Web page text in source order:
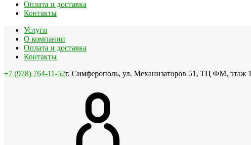
Оплата и доставка
Контакты
Услуги
О компании
Оплата и доставка
Контакты
+7 (978) 764-11-52г. Симферополь, ул. Механизаторов 51, ТЦ ФМ, этаж 1